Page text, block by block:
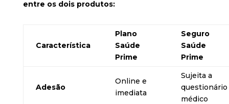
entre os dois produtos:
Característica
Plano
Saúde
Prime
Seguro
Saúde
Prime
Adesão
Online e
imediata
Sujeita a
questionário
médico